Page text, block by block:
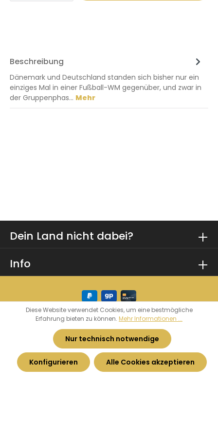
Beschreibung
Dänemark und Deutschland standen sich bisher nur ein
einziges Mal in einer Fußball-WM gegenüber, und zwar in
der Gruppenphas… Mehr
Dein Land nicht dabei?
Info
© 2026 Heimatkurve - byHaarhoff GmbH
* Alle Preise inkl. gesetzl. Mehrwertsteuer zzgl.
Versandkostenund ggf. Nachnahmegebühren,
wenn nicht anders angegeben.
Diese Website verwendet Cookies, um eine bestmögliche
Erfahrung bieten zu können. Mehr Informationen ...
Nur technisch notwendige
Konfigurieren Alle Cookies akzeptieren